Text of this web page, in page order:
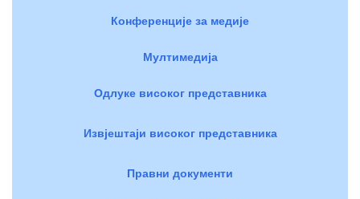
Конференције за медије
Мултимедија
Одлуке високог представника
Извјештаји високог представника
Правни документи